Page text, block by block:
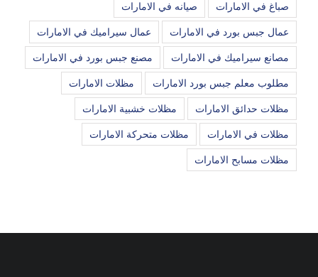
صباغ في الامارات صيانه في الامارات
عمال جبس بورد في الامارات عمال سيراميك في الامارات
مصانع سيراميك في الامارات مصنع جبس بورد في الامارات
مطلوب معلم جبس بورد الامارات مظلات الامارات
مظلات حدائق الامارات مظلات خشبية الامارات
مظلات في الامارات مظلات متحركة الامارات
مظلات مسابح الامارات